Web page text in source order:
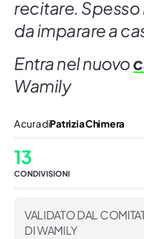
recitare.
da imparare a
Entra nel nuovo
Wamily
A cura diPatrizia Chimera
13
CONDIVISIONI
VALIDATO DAL
DI WAMILY